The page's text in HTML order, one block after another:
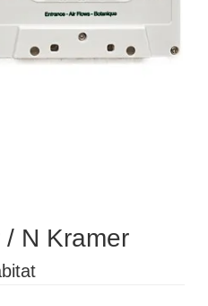
N Kramer